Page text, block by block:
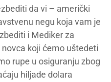
da vi – američki
negu koja vam je
i Mediker za
koji ćemo uštedeti
rupe u osiguranju zbog
hiljade dolara